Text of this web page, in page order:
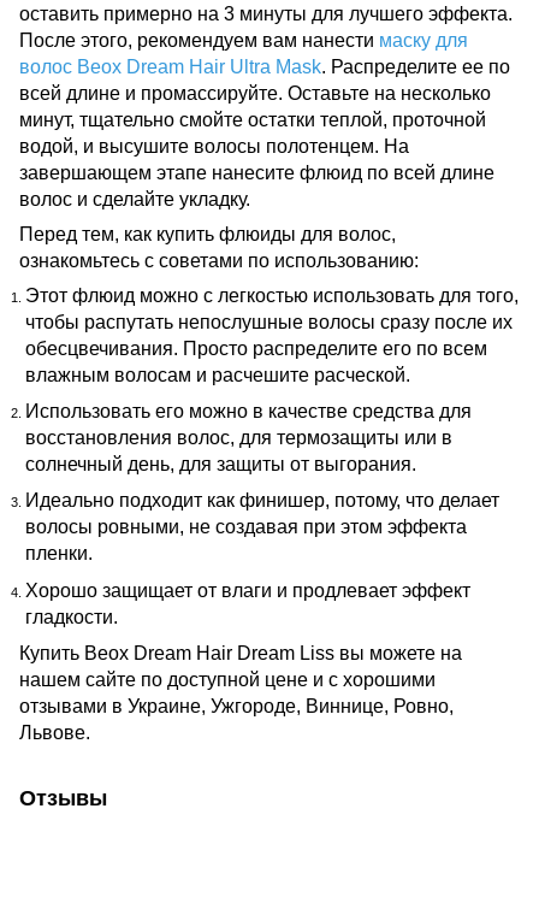
оставить примерно на 3 минуты для лучшего эффекта.
После этого, рекомендуем вам нанести маску для
волос Beox Dream Hair Ultra Mask. Распределите ее по
всей длине и промассируйте. Оставьте на несколько
минут, тщательно смойте остатки теплой, проточной
водой, и высушите волосы полотенцем. На
завершающем этапе нанесите флюид по всей длине
волос и сделайте укладку.
Перед тем, как купить флюиды для волос,
ознакомьтесь с советами по использованию:
Этот флюид можно с легкостью использовать для того,
чтобы распутать непослушные волосы сразу после их
обесцвечивания. Просто распределите его по всем
влажным волосам и расчешите расческой.
Использовать его можно в качестве средства для
восстановления волос, для термозащиты или в
солнечный день, для защиты от выгорания.
Идеально подходит как финишер, потому, что делает
волосы ровными, не создавая при этом эффекта
пленки.
Хорошо защищает от влаги и продлевает эффект
гладкости.
Купить Beox Dream Hair Dream Liss вы можете на
нашем сайте по доступной цене и с хорошими
отзывами в Украине, Ужгороде, Виннице, Ровно,
Львове.
Отзывы